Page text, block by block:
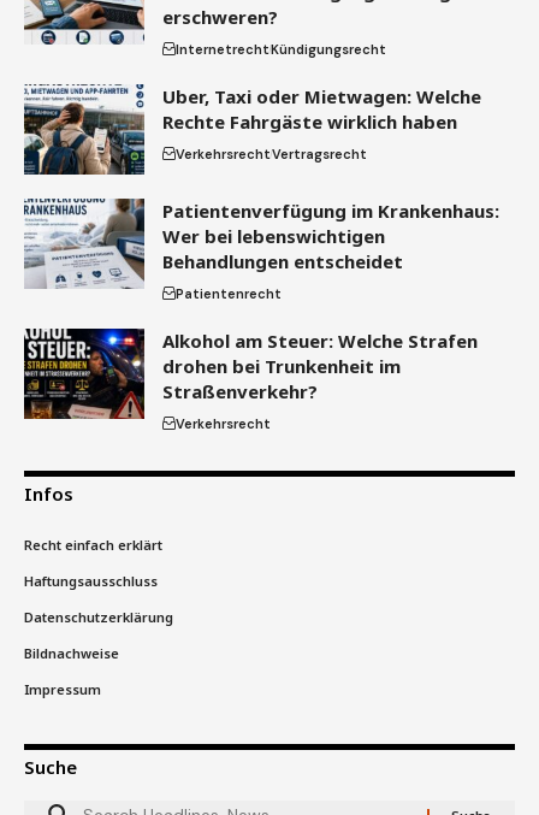
erschweren?
InternetrechtKündigungsrecht
Uber, Taxi oder Mietwagen: Welche
Rechte Fahrgäste wirklich haben
VerkehrsrechtVertragsrecht
Patientenverfügung im Krankenhaus:
Wer bei lebenswichtigen
Behandlungen entscheidet
Patientenrecht
Alkohol am Steuer: Welche Strafen
drohen bei Trunkenheit im
Straßenverkehr?
Verkehrsrecht
Infos
Recht einfach erklärt
Haftungsausschluss
Datenschutzerklärung
Bildnachweise
Impressum
Suche